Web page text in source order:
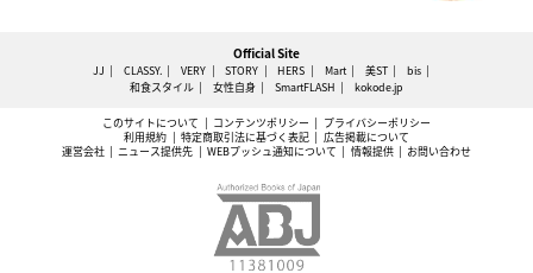
Official Site
JJ CLASSY. VERY STORY HERS Mart 美ST
bis
和食スタイル
女性自身 SmartFLASH kokode.jp
このサイトについて コンテンツポリシー
プライバシーポリシー
利用規約
特定商取引法に基づく表記
広告掲載について
運営会社
ニュース提供先 WEBプッシュ通知について 情報提供 お問い合わせ